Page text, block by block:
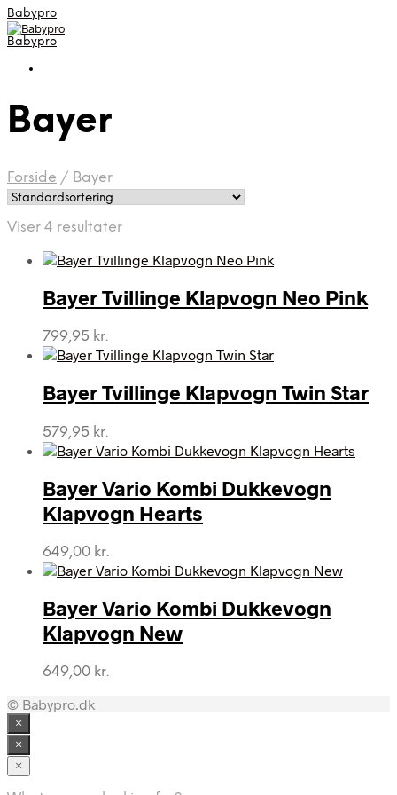
Babypro
Babypro
Bayer
Forside / Bayer
Viser 4 resultater
Bayer Tvillinge Klapvogn Neo Pink
799,95 kr.
Bayer Tvillinge Klapvogn Twin Star
579,95 kr.
Bayer Vario Kombi Dukkevogn
Klapvogn Hearts
649,00 kr.
Bayer Vario Kombi Dukkevogn
Klapvogn New
649,00 kr.
© Babypro.dk
×
×
×